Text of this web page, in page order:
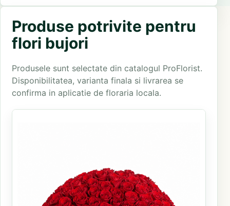
Produse potrivite pentru
flori bujori
Produsele sunt selectate din catalogul ProFlorist.
Disponibilitatea, varianta finala si livrarea se
confirma in aplicatie de floraria locala.